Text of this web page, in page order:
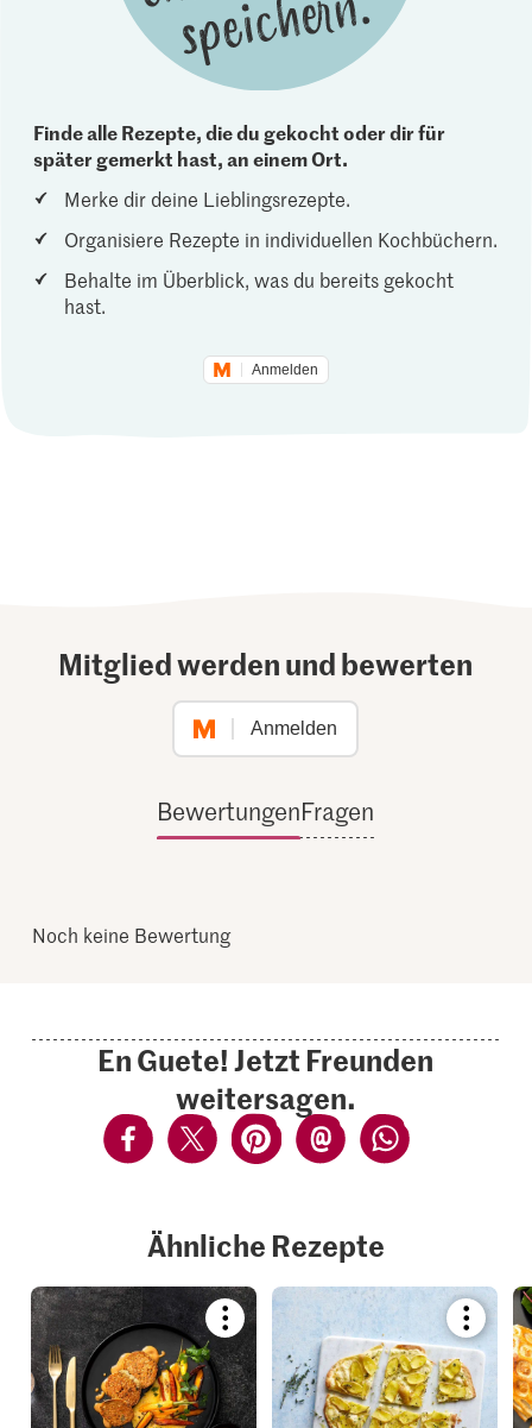
Finde alle Rezepte, die du gekocht oder dir für
später gemerkt hast, an einem Ort.
Merke dir deine Lieblingsrezepte.
Organisiere Rezepte in individuellen Kochbüchern.
Behalte im Überblick, was du bereits gekocht
hast.
Anmelden
Mitglied werden und bewerten
Anmelden
BewertungenFragen
Noch keine Bewertung
En Guete! Jetzt Freunden
weitersagen.
Ähnliche Rezepte
Bookmark
recipe
or
add
it
to
recipe
or
add
it